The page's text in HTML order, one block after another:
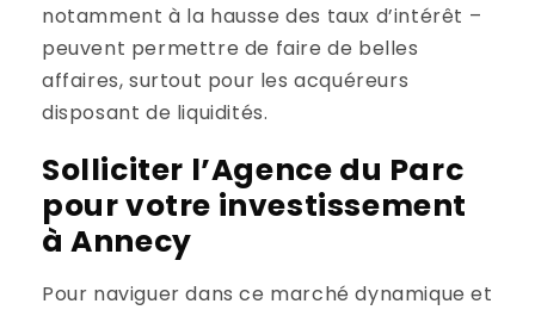
notamment à la hausse des taux d’intérêt –
peuvent permettre de faire de belles
affaires, surtout pour les acquéreurs
disposant de liquidités.
Solliciter l’Agence du Parc
pour votre investissement
à Annecy
Pour naviguer dans ce marché dynamique et